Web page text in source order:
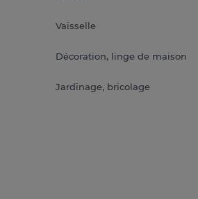
Vaisselle
Décoration, linge de maison
Jardinage, bricolage